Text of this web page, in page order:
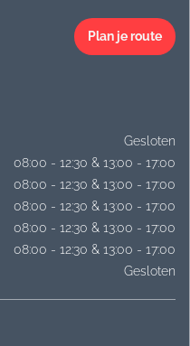
Plan je route
Gesloten
08:00 - 12:30 & 13:00 - 17:00
08:00 - 12:30 & 13:00 - 17:00
08:00 - 12:30 & 13:00 - 17:00
08:00 - 12:30 & 13:00 - 17:00
08:00 - 12:30 & 13:00 - 17:00
Gesloten